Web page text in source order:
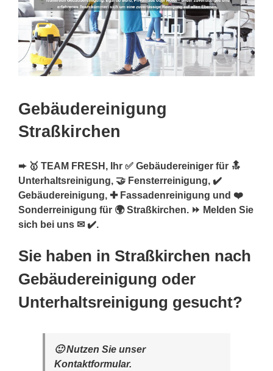
Gebäudereinigung
Straßkirchen
➨ 🥇 TEAM FRESH, Ihr ✅ Gebäudereiniger für 🔝
Unterhaltsreinigung, 🤝 Fensterreinigung, ✔️
Gebäudereinigung, ✚ Fassadenreinigung und ❤️
Sonderreinigung für 🌍 Straßkirchen. ⏩ Melden Sie
sich bei uns ✉ ✔️.
Sie haben in Straßkirchen nach
Gebäudereinigung oder
Unterhaltsreinigung gesucht?
🙂 Nutzen Sie unser
Kontaktformular.